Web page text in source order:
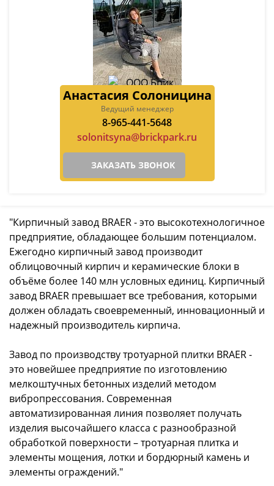
Анастасия Солоницина
Ведущий менеджер
8-965-441-5648
solonitsyna@brickpark.ru
ЗАКАЗАТЬ ЗВОНОК
"Кирпичный завод BRAER - это высокотехнологичное
предприятие, обладающее большим потенциалом.
Ежегодно кирпичный завод производит
облицовочный кирпич и керамические блоки в
объёме более 140 млн условных единиц. Кирпичный
завод BRAER превышает все требования, которыми
должен обладать своевременный, инновационный и
надежный производитель кирпича.
Завод по производству тротуарной плитки BRAER -
это новейшее предприятие по изготовлению
мелкоштучных бетонных изделий методом
вибропрессования. Современная
автоматизированная линия позволяет получать
изделия высочайшего класса с разнообразной
обработкой поверхности – тротуарная плитка и
элементы мощения, лотки и бордюрный камень и
элементы ограждений."